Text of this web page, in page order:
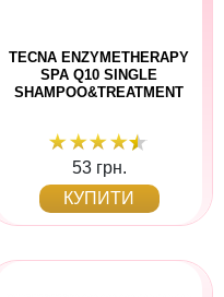
TECNA ENZYMETHERAPY
SPA Q10 SINGLE
SHAMPOO&TREATMENT
53 грн.
КУПИТИ